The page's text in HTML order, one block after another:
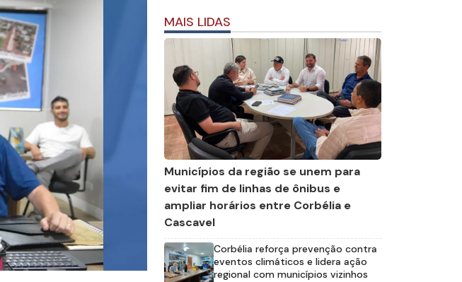
MAIS LIDAS
Municípios da região se unem para
evitar fim de linhas de ônibus e
ampliar horários entre Corbélia e
Cascavel
Corbélia reforça prevenção contra
eventos climáticos e lidera ação
regional com municípios vizinhos